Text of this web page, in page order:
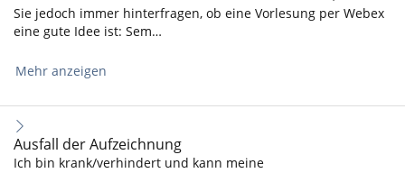
Sie jedoch immer hinterfragen, ob eine Vorlesung per Webex
eine gute Idee ist: Sem…
Mehr anzeigen
Ausfall der Aufzeichnung
Ich bin krank/verhindert und kann meine